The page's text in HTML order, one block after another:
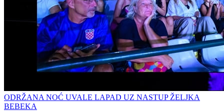
ODRŽANA NOĆ UVALE LAPAD UZ NASTUP ŽELJKA
BEBEKA